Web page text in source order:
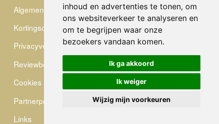
inhoud en advertenties te tonen, om
ons websiteverkeer te analyseren en
om te begrijpen waar onze
bezoekers vandaan komen.
Ik ga akkoord
Ik weiger
Wijzig mijn voorkeuren
Algemene Voorwaarden
Kortingscode
Privacyverklaring
Reviewbeleid
Cookies
Partnerprogramma
Links